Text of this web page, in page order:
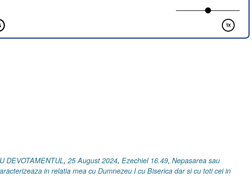
DEVOTAMENTUL, 25 August 2024, Ezechiel 16.49, Nepasarea sau
in relatia mea cu Dumnezeu I cu Biserica dar si cu toti cei in